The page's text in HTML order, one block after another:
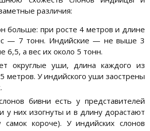
различия:
больше: при росте 4 метров и длине
— 7 тонн. Индийские — не выше 3
6,5, а вес их около 5 тонн.
округлые уши, длина каждого из
метров. У индийского уши заострены
бивни есть у представителей
у них изогнуты и в длину дорастают
короче). У индийских слонов